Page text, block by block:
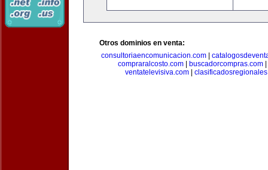
Otros dominios en venta:
consultoriaencomunicacion.com
compraralcosto.com| buscadorcompras.com|
ventatelevisiva.com